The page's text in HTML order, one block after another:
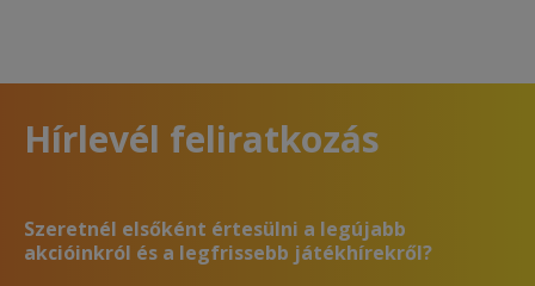
Hírlevél feliratkozás
Szeretnél elsőként értesülni a legújabb
akcióinkról és a legfrissebb játékhírekről?